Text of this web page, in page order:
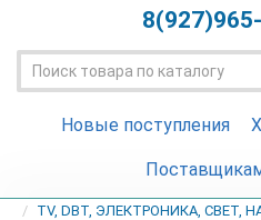
8(927)
Новые поступления
TV, DBT, ЭЛЕКТРОНИКА, СВЕТ,